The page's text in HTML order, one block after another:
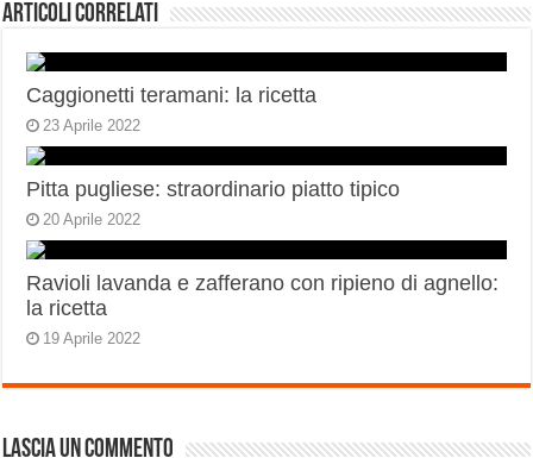
Articoli correlati
Caggionetti teramani: la ricetta
23 Aprile 2022
Pitta pugliese: straordinario piatto tipico
20 Aprile 2022
Ravioli lavanda e zafferano con ripieno di agnello:
la ricetta
19 Aprile 2022
Lascia un commento